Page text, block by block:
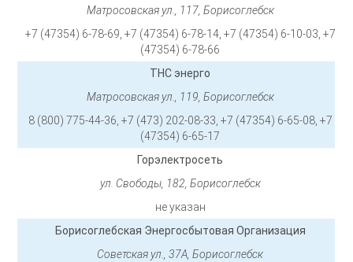
Матросовская ул., 117, Борисоглебск
+7 (47354) 6-78-69, +7 (47354) 6-78-14, +7 (47354) 6-10-03, +7
(47354) 6-78-66
ТНС энерго
Матросовская ул., 119, Борисоглебск
8 (800) 775-44-36, +7 (473) 202-08-33, +7 (47354) 6-65-08, +7
(47354) 6-65-17
Горэлектросеть
ул. Свободы, 182, Борисоглебск
не указан
Борисоглебская Энергосбытовая Организация
Советская ул., 37А, Борисоглебск